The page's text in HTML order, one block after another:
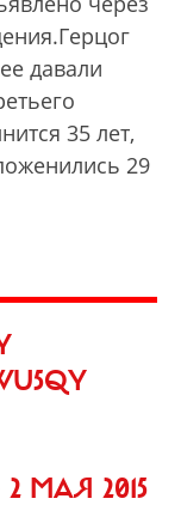
давали
35 лет,
29
2 МАЯ 2015